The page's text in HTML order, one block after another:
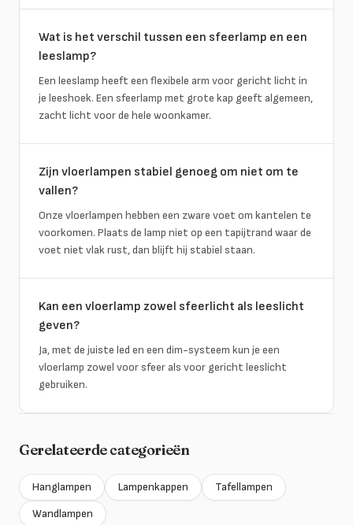
Wat is het verschil tussen een sfeerlamp en een
leeslamp?
Een leeslamp heeft een flexibele arm voor gericht licht in
je leeshoek. Een sfeerlamp met grote kap geeft algemeen,
zacht licht voor de hele woonkamer.
Zijn vloerlampen stabiel genoeg om niet om te
vallen?
Onze vloerlampen hebben een zware voet om kantelen te
voorkomen. Plaats de lamp niet op een tapijtrand waar de
voet niet vlak rust, dan blijft hij stabiel staan.
Kan een vloerlamp zowel sfeerlicht als leeslicht
geven?
Ja, met de juiste led en een dim-systeem kun je een
vloerlamp zowel voor sfeer als voor gericht leeslicht
gebruiken.
Gerelateerde categorieën
Hanglampen Lampenkappen
Tafellampen
Wandlampen